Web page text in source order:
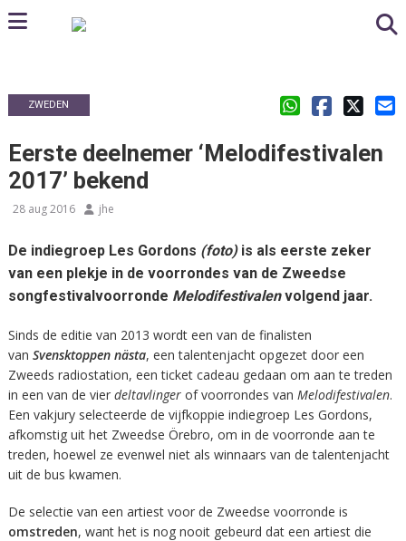
ZWEDEN
Eerste deelnemer ‘Melodifestivalen
2017’ bekend
28 aug 2016 jhe
De indiegroep Les Gordons (foto)is als eerste zeker
van een plekje in de voorrondes van de Zweedse
songfestivalvoorronde Melodifestivalenvolgend jaar.
Sinds de editie van 2013 wordt een van de finalisten
van Svensktoppen nästa, een talentenjacht opgezet door een
Zweeds radiostation, een ticket cadeau gedaan om aan te treden
in een van de vier deltavlinger of voorrondes van Melodifestivalen.
Een vakjury selecteerde de vijfkoppie indiegroep Les Gordons,
afkomstig uit het Zweedse Örebro, om in de voorronde aan te
treden, hoewel ze evenwel niet als winnaars van de talentenjacht
uit de bus kwamen.
De selectie van een artiest voor de Zweedse voorronde is
omstreden, want het is nog nooit gebeurd dat een artiest die